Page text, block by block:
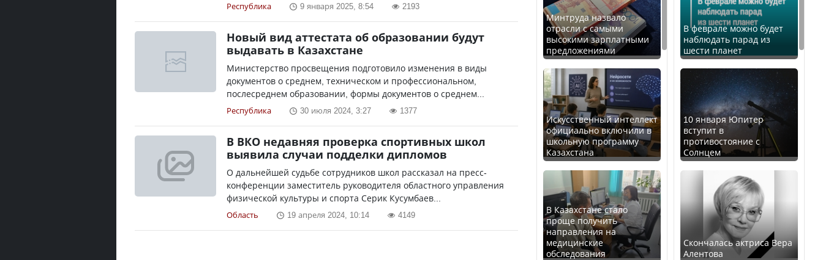
Республика 9 января 2025, 8:54 2193
Новый вид аттестата об образовании будут
выдавать в Казахстане
Министерство просвещения подготовило изменения в виды
документов о среднем, техническом и профессиональном,
послесреднем образовании, формы документов о среднем...
Республика 30 июля 2024, 3:27 1377
В ВКО недавняя проверка спортивных школ
выявила случаи подделки дипломов
О дальнейшей судьбе сотрудников школ рассказал на пресс-
конференции заместитель руководителя областного управления
физической культуры и спорта Серик Кусумбаев...
Область 19 апреля 2024, 10:14 4149
Минтруда назвало
отрасли с самыми
высокими зарплатными
предложениями
Искусственный интеллект
официально включили в
школьную программу
Казахстана
В Казахстане стало
проще получить
направления на
медицинские
обследования
В феврале можно будет
наблюдать парад из
шести планет
10 января Юпитер
вступит в
противостояние с
Солнцем
Скончалась актриса Вера
Алентова